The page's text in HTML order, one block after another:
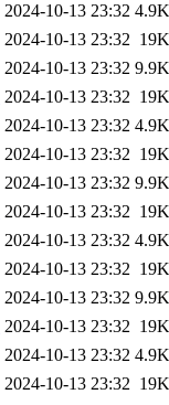
2024-10-13 23:32 4.9K
2024-10-13 23:32 19K
2024-10-13 23:32 9.9K
2024-10-13 23:32 19K
2024-10-13 23:32 4.9K
2024-10-13 23:32 19K
2024-10-13 23:32 9.9K
2024-10-13 23:32 19K
2024-10-13 23:32 4.9K
2024-10-13 23:32 19K
2024-10-13 23:32 9.9K
2024-10-13 23:32 19K
2024-10-13 23:32 4.9K
2024-10-13 23:32 19K